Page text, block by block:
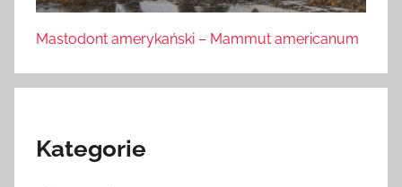
Mastodont amerykański – Mammut americanum
Kategorie